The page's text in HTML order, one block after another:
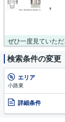
検索条件の変更
エリア
小路東
詳細条件